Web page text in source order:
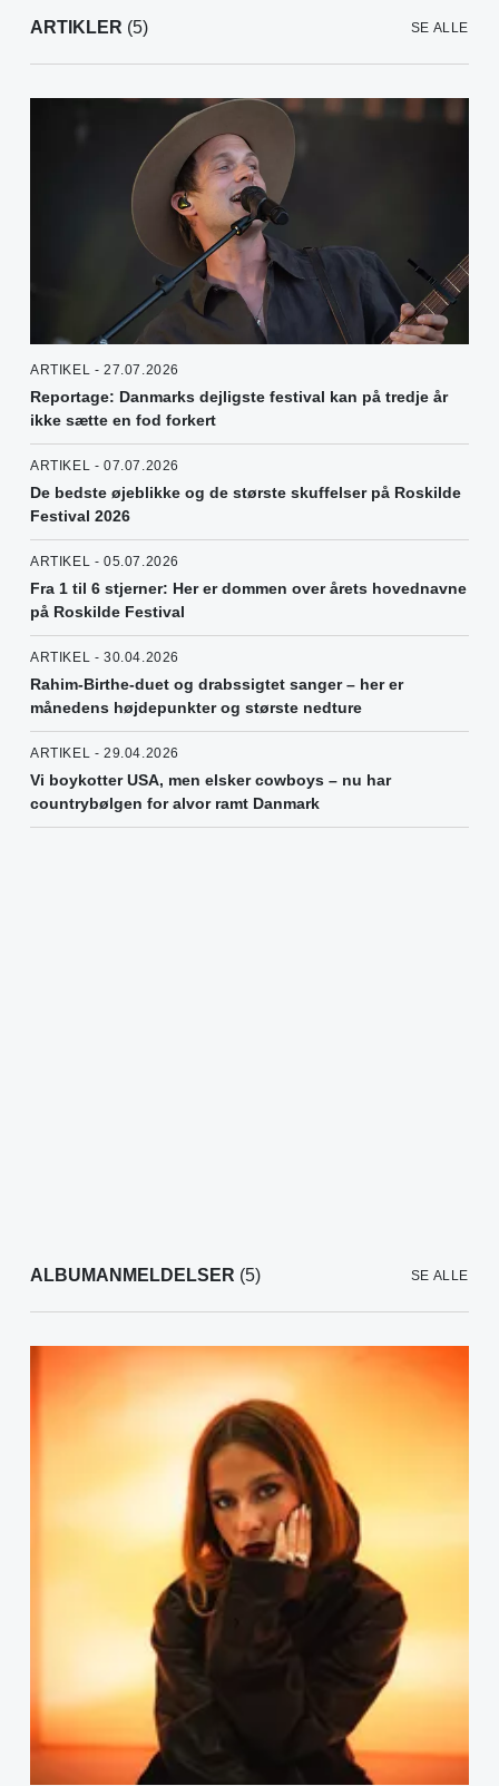
ARTIKLER (5) SE ALLE
ARTIKEL - 27.07.2026
Reportage: Danmarks dejligste festival kan på tredje år
ikke sætte en fod forkert
ARTIKEL - 07.07.2026
De bedste øjeblikke og de største skuffelser på Roskilde
Festival 2026
ARTIKEL - 05.07.2026
Fra 1 til 6 stjerner: Her er dommen over årets hovednavne
på Roskilde Festival
ARTIKEL - 30.04.2026
Rahim-Birthe-duet og drabssigtet sanger – her er
månedens højdepunkter og største nedture
ARTIKEL - 29.04.2026
Vi boykotter USA, men elsker cowboys – nu har
countrybølgen for alvor ramt Danmark
ALBUMANMELDELSER (5) SE ALLE